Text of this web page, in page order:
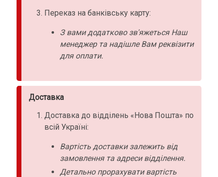
Переказ на банківську карту:
З вами додатково зв'яжеться Наш
менеджер та надішле Вам реквізити
для оплати.
Доставка
Доставка до відділень «Нова Пошта» по
всій Україні:
Вартість доставки залежить від
замовлення та адреси відділення.
Детально прорахувати вартість